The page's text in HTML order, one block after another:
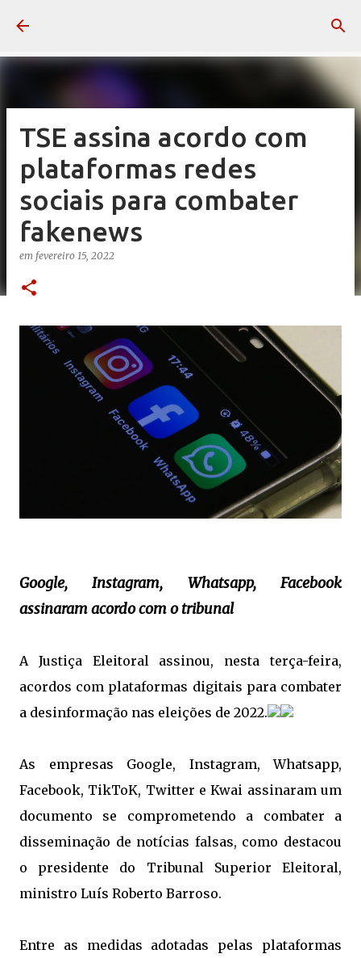
TSE assina acordo com
plataformas redes
sociais para combater
fakenews
em fevereiro 15, 2022
Google, Instagram, Whatsapp, Facebook
assinaram acordo com o tribunal
A Justiça Eleitoral assinou, nesta terça-feira,
acordos com plataformas digitais para combater
a desinformação nas eleições de 2022.
As empresas Google, Instagram, Whatsapp,
Facebook, TikToK, Twitter e Kwai assinaram um
documento se comprometendo a combater a
disseminação de notícias falsas, como destacou
o presidente do Tribunal Superior Eleitoral,
ministro Luís Roberto Barroso.
Entre as medidas adotadas pelas plataformas